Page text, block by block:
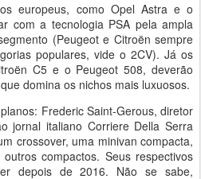
europeus, como Opel Astra e o
com a tecnologia PSA pela ampla
(Peugeot e Citroën sempre
populares, vide o 2CV). Já os
C5 e o Peugeot 508, deverão
domina os nichos mais luxuosos.
Frederic Saint-Gerous, diretor
jornal italiano Corriere Della Serra
crossover, uma minivan compacta,
compactos. Seus respectivos
depois de 2016. Não se sabe,